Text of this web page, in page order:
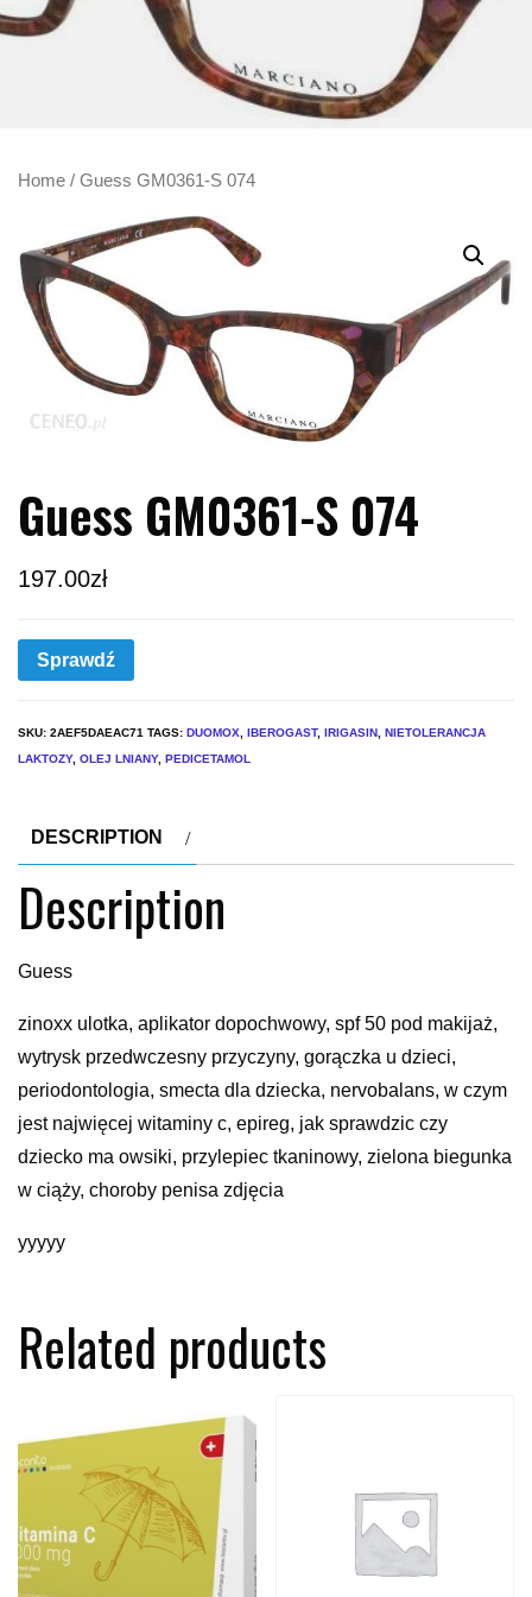
Home / Guess GM0361-S 074
Guess GM0361-S 074
197.00zł
Sprawdź
SKU: 2AEF5DAEAC71 TAGS: DUOMOX, IBEROGAST, IRIGASIN, NIETOLERANCJA
LAKTOZY, OLEJ LNIANY, PEDICETAMOL
DESCRIPTION
Description
Guess
zinoxx ulotka, aplikator dopochwowy, spf 50 pod makijaż,
wytrysk przedwczesny przyczyny, gorączka u dzieci,
periodontologia, smecta dla dziecka, nervobalans, w czym
jest najwięcej witaminy c, epireg, jak sprawdzic czy
dziecko ma owsiki, przylepiec tkaninowy, zielona biegunka
w ciąży, choroby penisa zdjęcia
yyyyy
Related products